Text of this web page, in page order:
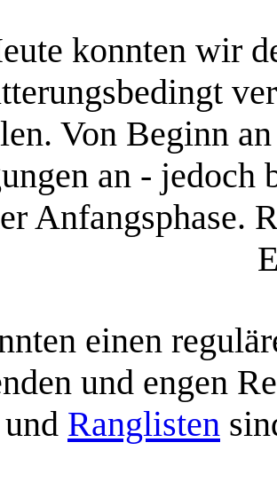
konnten wir
Von Beginn
an - jedoch
Anfangsphase.
einen
und engen
und Ranglisten